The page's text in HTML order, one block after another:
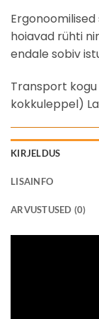
hoiavad rühti
endale sobiv
Transport
kokkuleppel)
KIRJELDUS
LISAINFO
ARVUSTUSED (0)